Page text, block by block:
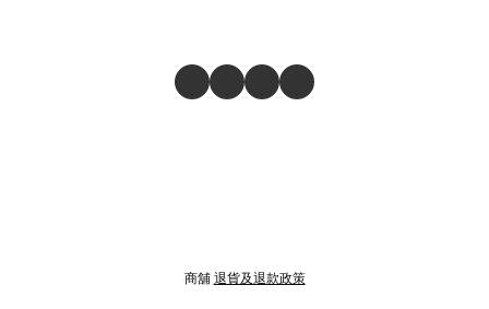
商舖 退貨及退款政策